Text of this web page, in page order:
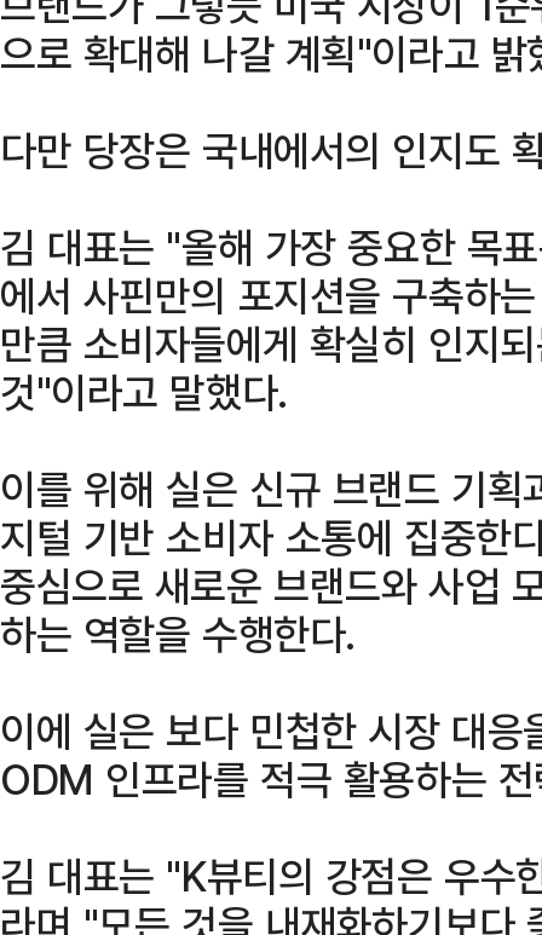
으로 확대해 나갈 계획"이라고 밝
다만 당장은 국내에서의 인지도
김 대표는 "올해 가장 중요한 목
에서 사핀만의 포지션을 구축하
만큼 소비자들에게 확실히 인지
것"이라고 말했다.
이를 위해 실은 신규 브랜드 기
지털 기반 소비자 소통에 집중한
중심으로 새로운 브랜드와 사업
하는 역할을 수행한다.
이에 실은 보다 민첩한 시장 대
ODM 인프라를 적극 활용하는
김 대표는 "K뷰티의 강점은 우
라며 "모든 것을 내재화하기보다